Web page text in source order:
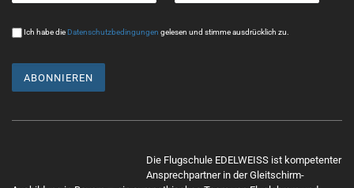
Ich habe dieDatenschutzbedingungen gelesen und stimme ausdrücklich zu.
Die Flugschule EDELWEISS ist kompetenter
Ansprechpartner in der Gleitschirm-